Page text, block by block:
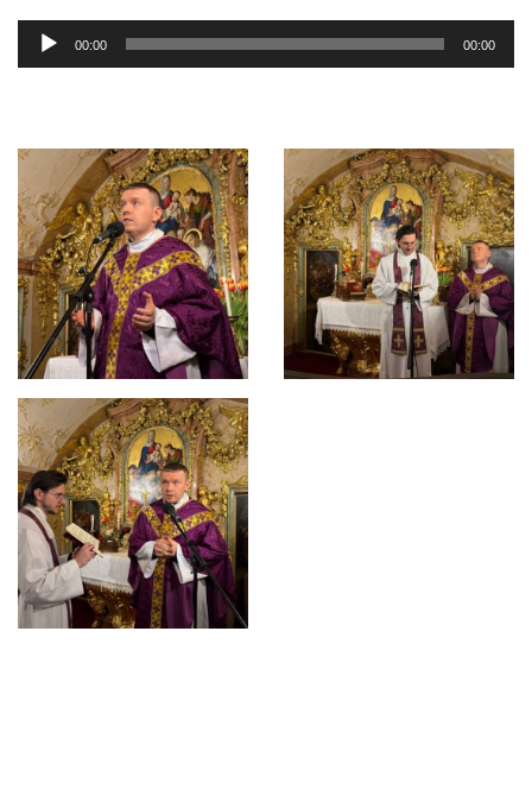
Audio
Player
00:00 00:00